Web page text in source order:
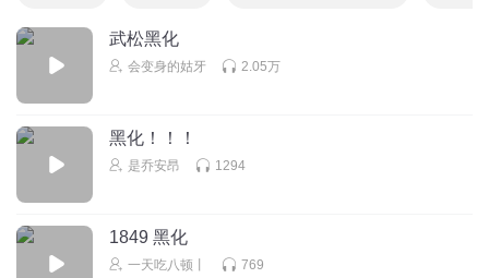
武松黑化
会变身的姑牙 2.05万
黑化！！！
是乔安昂 1294
1849 黑化
一天吃八顿丨 769